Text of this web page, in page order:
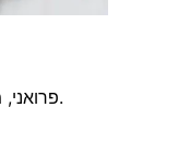
פרואני, מקסיקני, טירדיטו ומומחיויות אויסטר בר.